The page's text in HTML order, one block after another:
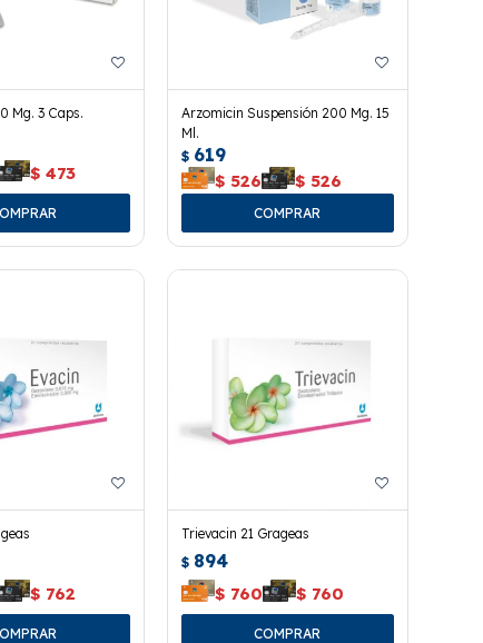
Mg. 3 Caps.
$ 473
Arzomicin Suspensión 200 Mg. 15
Ml.
$ 619
$ 526 $ 526
$ 762
Trievacin 21 Grageas
$ 894
$ 760 $ 760